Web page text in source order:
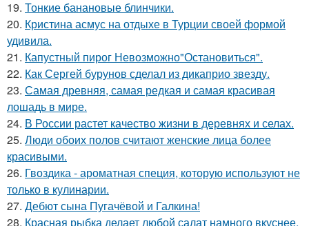
19. Тонкие банановые блинчики.
20. Кристина асмус на отдыхе в Турции своей формой
удивила.
21. Капустный пирог Невозможно"Остановиться".
22. Как Сергей бурунов сделал из дикаприо звезду.
23. Самая древняя, самая редкая и самая красивая
лошадь в мире.
24. В России растет качество жизни в деревнях и селах.
25. Люди обоих полов считают женские лица более
красивыми.
26. Гвоздика - ароматная специя, которую используют не
только в кулинарии.
27. Дебют сына Пугачёвой и Галкина!
28. Красная рыбка делает любой салат намного вкуснее,